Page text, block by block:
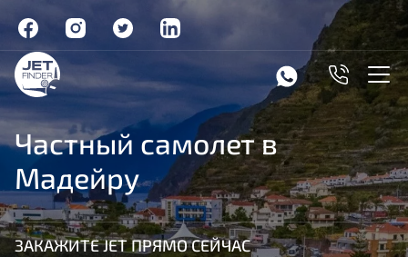
Частный самолет в
Мадейру
ЗАКАЖИТЕ JET ПРЯМО СЕЙЧАС